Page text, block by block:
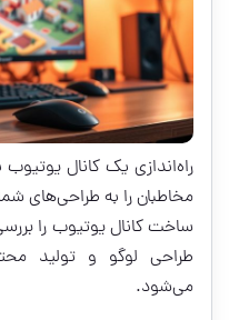
راه‌اندازی یک کانال
مخاطبان را به طراحی‌های
ساخت کانال یوتیوب را
طراحی لوگو و تولید
می‌شود.